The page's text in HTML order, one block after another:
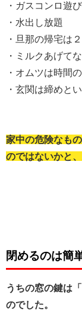
・ガスコンロ遊
・水出し放題
・旦那の帰宅は
・ミルクあげて
・オムツは時間
・玄関は締めと
家中の危険なも
のではないかと
閉めるのは簡
うちの窓の鍵は
のでした。